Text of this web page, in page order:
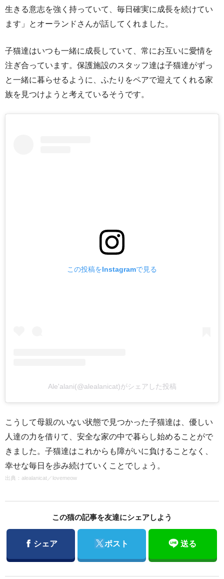
生きる意志を強く持っていて、毎日確実に成長を続けてい
ます」とオーランドさんが話してくれました。
子猫達はいつも一緒に成長していて、常にお互いに愛情を
注ぎ合っています。保護施設のスタッフ達は子猫達がずっ
と一緒に暮らせるように、ふたりをペアで迎えてくれる家
族を見つけようと考えているそうです。
この投稿をInstagramで見る
Ale'alani(@alealanicat)がシェアした投稿
こうして母親のいない状態で見つかった子猫達は、優しい
人達の力を借りて、安全な家の中で暮らし始めることがで
きました。子猫達はこれからも障がいに負けることなく、
幸せな毎日を歩み続けていくことでしょう。
出典： alealanicat ／ lovemeow
この猫の記事を友達にシェアしよう
Facebook
シェア Twitter
ポスト 送る